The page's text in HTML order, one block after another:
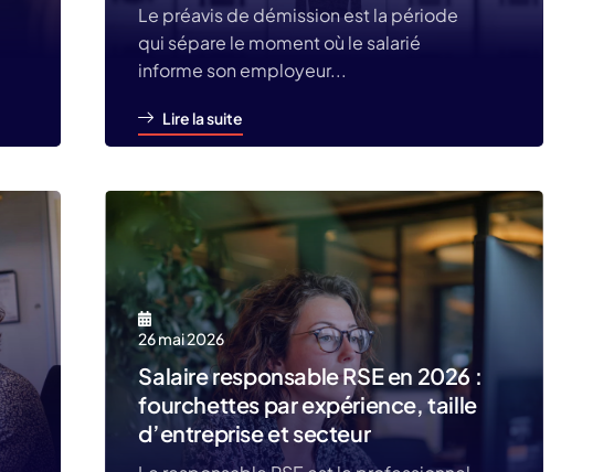
Le préavis de démission est la période
qui sépare le moment où le salarié
informe son employeur...
Lire la suite
26 mai 2026
Salaire responsable RSE en 2026 :
fourchettes par expérience, taille
d’entreprise et secteur